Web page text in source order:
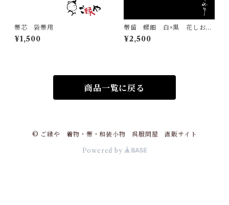
帯芯 袋帯用
¥1,500
帯留 螺鈿 白×黒 花しお
り 大原商店 帯飾り 日本
製 和装小物
¥2,500
商品一覧に戻る
© ご縁や 着物・帯・和装小物 呉服問屋 直販サイト
Powered by